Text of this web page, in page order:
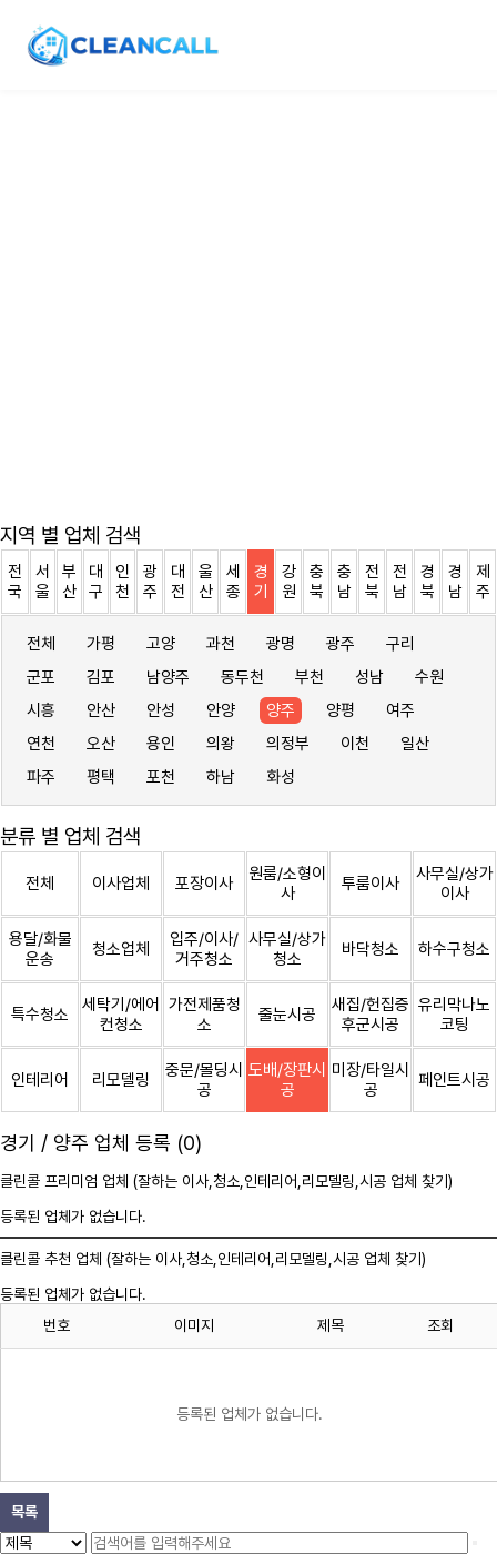
지역 별 업체 검색
전
국
서
울
부
산
대
구
인
천
광
주
대
전
울
산
세
종
경
기
강
원
충
북
충
남
전
북
전
남
경
북
경
남
제
주
전체 가평 고양 과천 광명 광주
구리
군포
김포 남양주 동두천 부천 성남
수원
시흥
안산 안성 안양 양주 양평
여주
연천
오산 용인 의왕 의정부 이천
일산
파주
평택 포천 하남 화성
분류 별 업체 검색
전체 이사업체 포장이사
원룸/소형이
사
투룸이사
사무실/상가
이사
용달/화물
운송
청소업체
입주/이사/
거주청소
사무실/상가
청소
바닥청소 하수구청소
특수청소
세탁기/에어
컨청소
가전제품청
소
줄눈시공
새집/헌집증
후군시공
유리막나노
코팅
인테리어 리모델링
중문/몰딩시
공
도배/장판시
공
미장/타일시
공
페인트시공
경기 / 양주 업체 등록 (0)
클린콜 프리미엄 업체 (잘하는 이사, 청소 ,인테리어,리모델링,시공 업체 찾기)
등록된 업체가 없습니다.
클린콜 추천 업체 (잘하는 이사, 청소 ,인테리어,리모델링,시공 업체 찾기)
등록된 업체가 없습니다.
번호
이미지 제목 조회
등록된 업체가 없습니다.
목록